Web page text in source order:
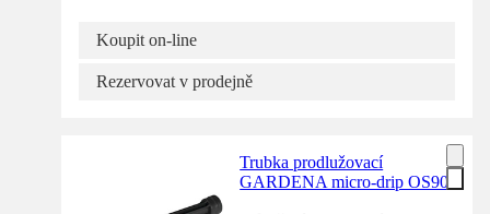
Koupit on-line
Rezervovat v prodejně
Trubka prodlužovací
GARDENA micro-drip OS90